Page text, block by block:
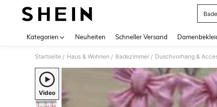
Kategorien Neuheiten Schneller Versand
Startseite / Haus & Wohnen / Badezimmer / Duschvorhang &
Video